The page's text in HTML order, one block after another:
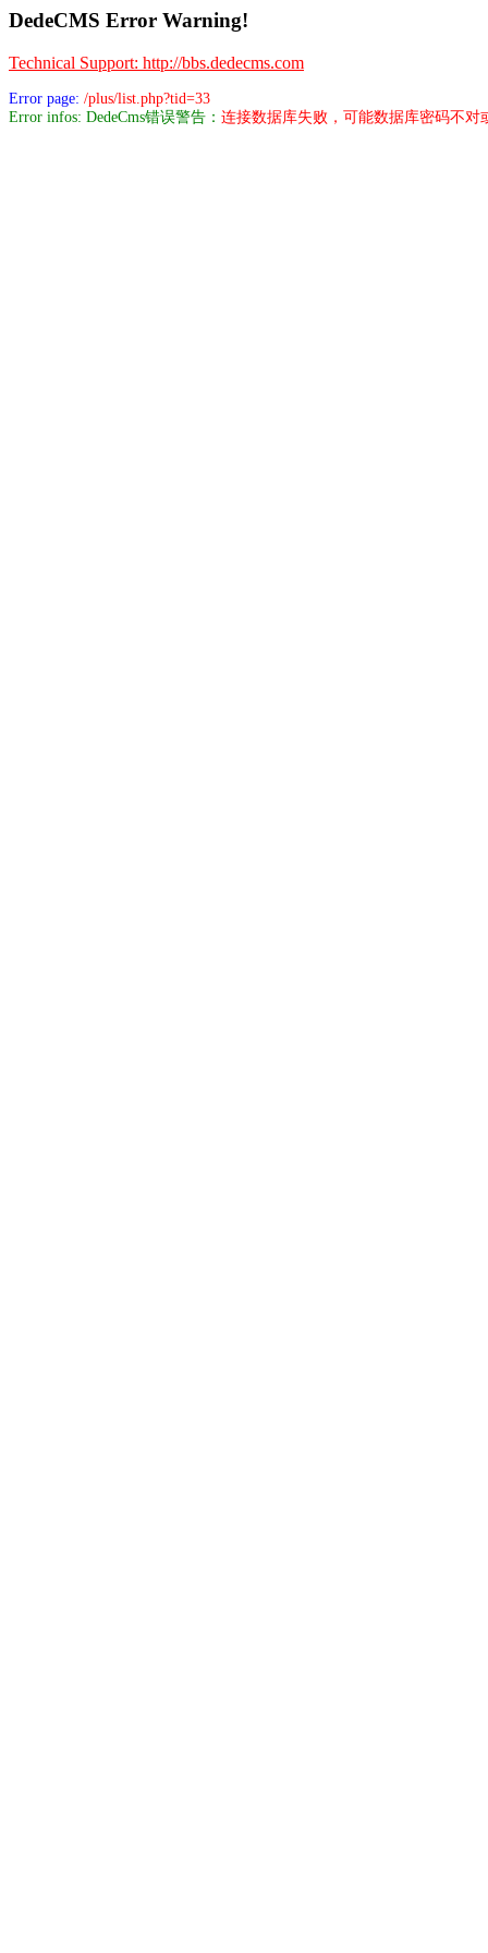
DedeCMS Error Warning!
Technical Support: http://bbs.dedecms.com
Error page: /plus/list.php?tid=33
Error infos: DedeCms错误警告： 连接数据库失败，可能数据库密码不对